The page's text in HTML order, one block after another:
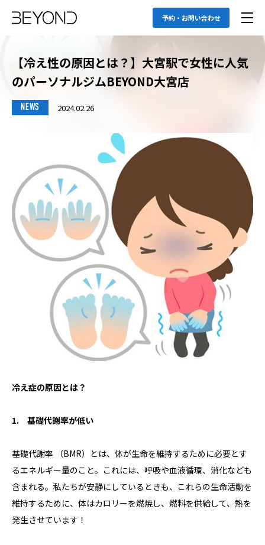
予約・お問い合わせ
【冷え性の原因とは？】大宮駅で女性に人気
のパーソナルジムBEYOND大宮店
NEWS 2024.02.26
冷え症の原因とは？
1. 基礎代謝率が低い
基礎代謝率 （BMR）とは、体が生命を維持するために必要とす
るエネルギー量のこと。これには、呼吸や血液循環、消化なども
含まれる。私たちが安静にしているときも、これらの生命活動を
維持するために、体はカロリーを燃焼し、燃料を供給して、熱を
発生させています！